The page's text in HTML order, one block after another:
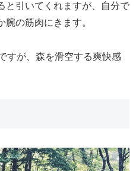
と引いてくれますが、自分で
の筋肉にきます。
すが、森を滑空する爽快感